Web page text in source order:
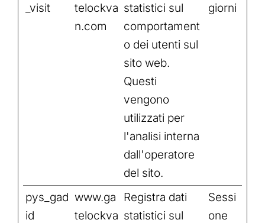
_visit
telockva
n.com
statistici sul
comportament
o dei utenti sul
sito web.
Questi
vengono
utilizzati per
l'analisi interna
dall'operatore
del sito.
giorni
pys_gad
id
www.ga
telockva
Registra dati
statistici sul
Sessi
one